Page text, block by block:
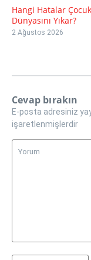
Hangi Hatalar Çocuk
Dünyasını Yıkar?
2 Ağustos 2026
Cevap bırakın
E-posta adresiniz
işaretlenmişlerdir